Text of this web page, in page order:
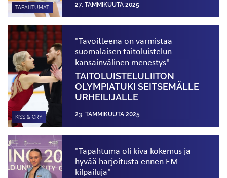
TAPAHTUMAT 27. TAMMIKUUTA 2025
KISS & CRY
"Tavoitteena on varmistaa
suomalaisen taitoluistelun
kansainvälinen menestys"
TAITOLUISTELULIITON
OLYMPIATUKI SEITSEMÄLLE
URHEILIJALLE
23. TAMMIKUUTA 2025
"Tapahtuma oli kiva kokemus ja
hyvää harjoitusta ennen EM-
kilpailuja"